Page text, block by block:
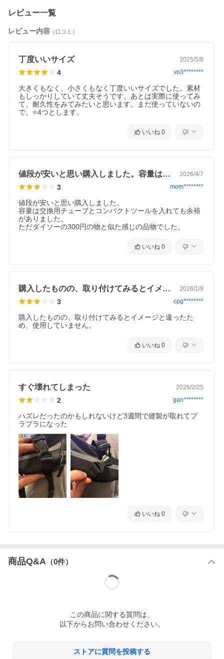
ファッション ＞ バッグ・ポーチ
自転車サドルポーチ マウンテンバイクシート チューブバッグ
レビュー一覧
レビュー内容 （口コミ）
丁度いいサイズ 2025/5/8
4 vo3********
大きくもなく、小さくもなく丁度いいサイズでした。素材
もしっかりしていて丈夫そうです。あとは実際に使ってみ
て、耐久性をみてみたいと思います。まだ使っていないの
で、⭐️4つとします。
いいね 0
値段が安いと思い購入しました。容量は交… 2026/4/7
3 mom********
値段が安いと思い購入しました。
容量は交換用チューブとコンパクトツールを入れても余裕
がありました。
いいね 0
購入したものの、取り付けてみるとイメー… 2026/1/9
3 cpg********
購入したものの、取り付けてみるとイメージと違ったた
め、使用していません。
いいね 0
すぐ壊れてしまった 2026/2/25
2 gan********
ハズレだったのかもしれないけど3週間で縫製が取れてプ
いいね 0
商品Q&A （0件）
この商品に関する質問は、
以下からお問い合わせください。
ストアに質問を投稿する